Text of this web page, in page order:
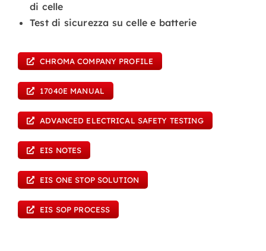
di celle
Test di sicurezza su celle e batterie
CHROMA COMPANY PROFILE
17040E MANUAL
ADVANCED ELECTRICAL SAFETY TESTING
EIS NOTES
EIS ONE STOP SOLUTION
EIS SOP PROCESS